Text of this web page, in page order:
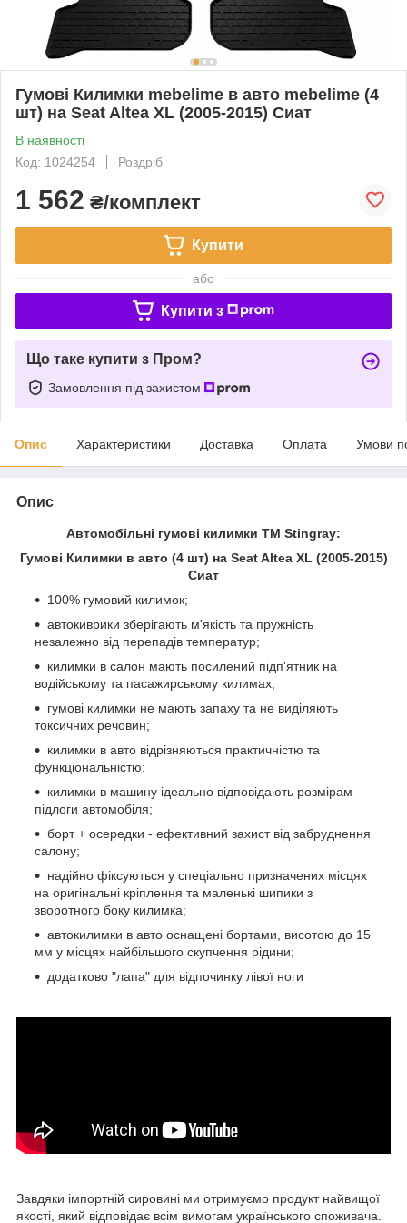
Гумові Килимки mebelime в авто mebelime (4
шт) на Seat Altea XL (2005-2015) Сиат
В наявності
Код: 1024254
Роздріб
1 562 ₴/комплект
Купити
або
Купити з
Що таке купити з Пром?
Замовлення під захистом
Опис Характеристики Доставка Оплата Умови
Опис
Автомобільні гумові килимки ТМ Stingray:
Гумові Килимки в авто (4 шт) на Seat Altea XL (2005-2015)
Сиат
100% гумовий килимок;
автокиврики зберігають м'якість та пружність
незалежно від перепадів температур;
килимки в салон мають посилений підп'ятник на
водійському та пасажирському килимах;
гумові килимки не мають запаху та не виділяють
токсичних речовин;
килимки в авто відрізняються практичністю та
функціональністю;
килимки в машину ідеально відповідають розмірам
підлоги автомобіля;
борт + осередки - ефективний захист від забруднення
салону;
надійно фіксуються у спеціально призначених місцях
на оригінальні кріплення та маленькі шипики з
зворотного боку килимка;
автокилимки в авто оснащені бортами, висотою до 15
мм у місцях найбільшого скупчення рідини;
додатково "лапа" для відпочинку лівої ноги
Завдяки імпортній сировині ми отримуємо продукт найвищої
якості, який відповідає всім вимогам українського споживача.